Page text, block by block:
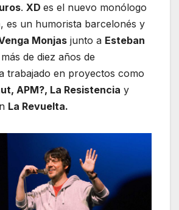
. XD es el nuevo monólogo
, es un humorista barcelonés y
Monjas junto a Esteban
de diez años de
trabajado en proyectos como
APM?, La Resistencia y
La Revuelta.